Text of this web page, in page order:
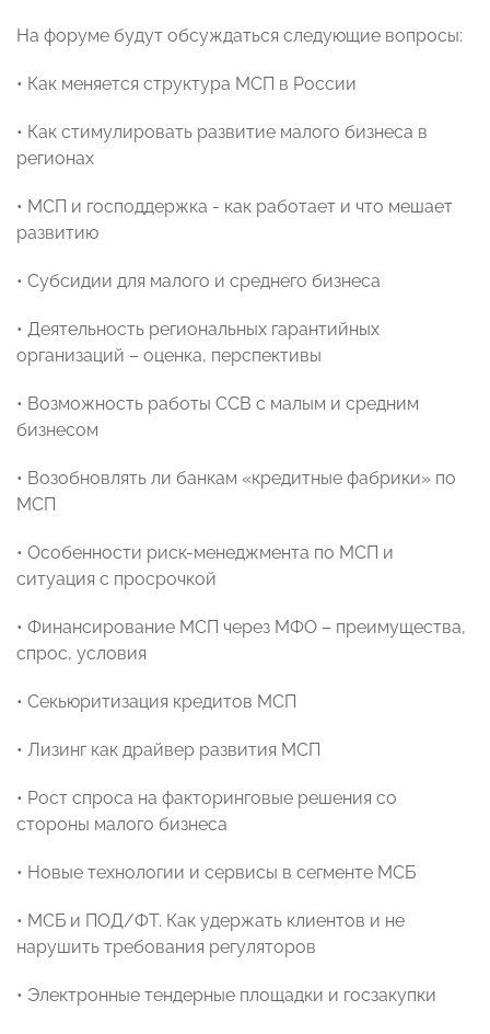
На форуме будут обсуждаться следующие вопросы:
• Как меняется структура МСП в России
• Как стимулировать развитие малого бизнеса в
регионах
• МСП и господдержка - как работает и что мешает
развитию
• Субсидии для малого и среднего бизнеса
• Деятельность региональных гарантийных
организаций – оценка, перспективы
• Возможность работы ССВ с малым и средним
бизнесом
• Возобновлять ли банкам «кредитные фабрики» по
МСП
• Особенности риск-менеджмента по МСП и
ситуация с просрочкой
• Финансирование МСП через МФО – преимущества,
спрос, условия
• Секьюритизация кредитов МСП
• Лизинг как драйвер развития МСП
• Рост спроса на факторинговые решения со
стороны малого бизнеса
• Новые технологии и сервисы в сегменте МСБ
• МСБ и ПОД/ФТ. Как удержать клиентов и не
нарушить требования регуляторов
• Электронные тендерные площадки и госзакупки